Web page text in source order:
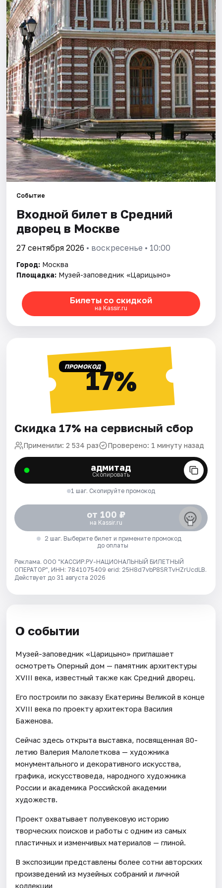
Города
Площадки
Артисты
Рейтинги
Событие
Входной билет в Средний
дворец в Москве
27 сентября 2026 • воскресенье • 10:00
Город: Москва
Площадка: Музей-заповедник «Царицыно»
Билеты со скидкой
на Kassir.ru
ПРОМОКОД17%
Скидка 17% на сервисный сбор
Применили: 2 534 раз Проверено: 1 минуту назад
адмитад
Скопировать
1 шаг. Скопируйте промокод
от 100 ₽
на Kassir.ru
2 шаг. Выберите билет и примените промокод
до оплаты
Реклама. ООО "КАССИР.РУ-НАЦИОНАЛЬНЫЙ БИЛЕТНЫЙ
ОПЕРАТОР", ИНН: 7841075409 erid: 25H8d7vbP8SRTvHZrUcdLB.
Действует до 31 августа 2026
О событии
Музей-заповедник «Царицыно» приглашает
осмотреть Оперный дом — памятник архитектуры
XVIII века, известный также как Средний дворец.
Его построили по заказу Екатерины Великой в конце
XVIII века по проекту архитектора Василия
Баженова.
Сейчас здесь открыта выставка, посвященная 80-
летию Валерия Малолеткова — художника
монументального и декоративного искусства,
графика, искусствоведа, народного художника
России и академика Российской академии
художеств.
Проект охватывает полувековую историю
творческих поисков и работы с одним из самых
пластичных и изменчивых материалов — глиной.
В экспозиции представлены более сотни авторских
произведений из музейных собраний и личной
коллекции